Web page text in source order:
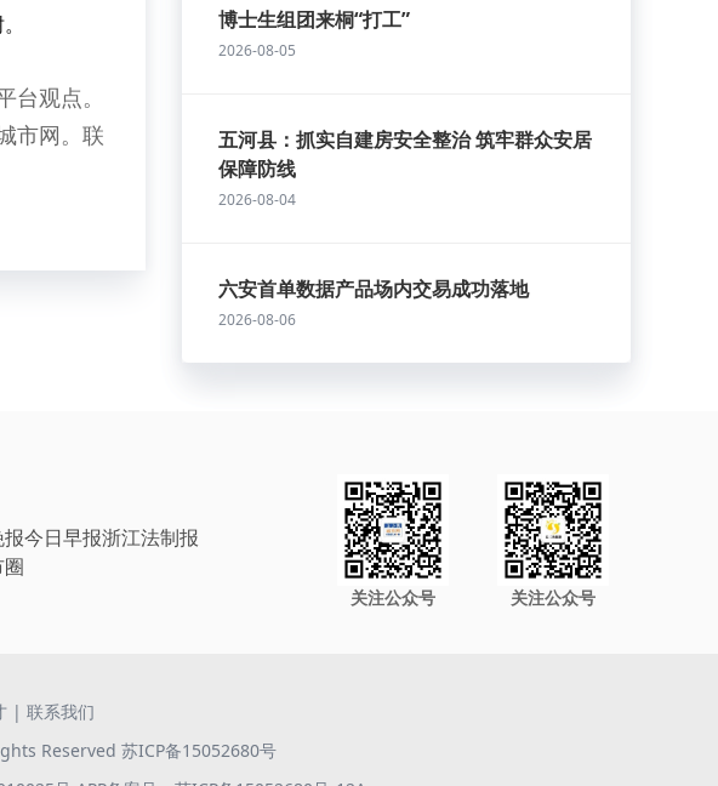
观点。
市网。联
博士生组团来桐“打工”
2026-08-05
五河县：抓实自建房安全整治 筑牢群众安居
保障防线
2026-08-04
六安首单数据产品场内交易成功落地
2026-08-06
今日早报浙江法制报
关注公众号 关注公众号
| 联系我们
Reserved 苏ICP备15052680号